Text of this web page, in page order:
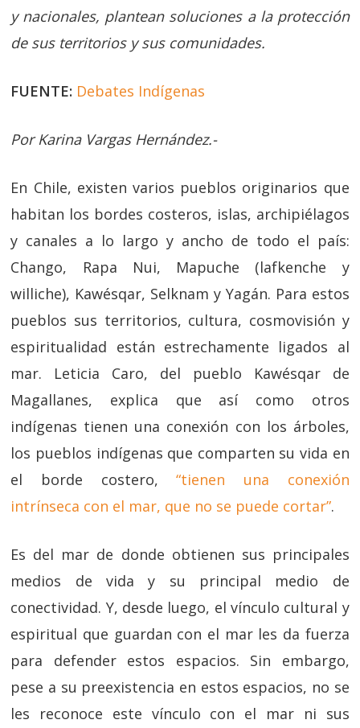
y nacionales, plantean soluciones a la protección
de sus territorios y sus comunidades.
FUENTE: Debates Indígenas
Por Karina Vargas Hernández.-
En Chile, existen varios pueblos originarios que
habitan los bordes costeros, islas, archipiélagos
y canales a lo largo y ancho de todo el país:
Chango, Rapa Nui, Mapuche (lafkenche y
williche), Kawésqar, Selknam y Yagán. Para estos
pueblos sus territorios, cultura, cosmovisión y
espiritualidad están estrechamente ligados al
mar. Leticia Caro, del pueblo Kawésqar de
Magallanes, explica que así como otros
indígenas tienen una conexión con los árboles,
los pueblos indígenas que comparten su vida en
el borde costero,“tienen una conexión
intrínseca con el mar, que no se puede cortar”.
Es del mar de donde obtienen sus principales
medios de vida y su principal medio de
conectividad. Y, desde luego, el vínculo cultural y
espiritual que guardan con el mar les da fuerza
para defender estos espacios. Sin embargo,
pese a su preexistencia en estos espacios, no se
les reconoce este vínculo con el mar ni sus